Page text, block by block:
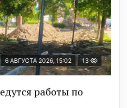
6 АВГУСТА 2026, 15:02 13
работы по